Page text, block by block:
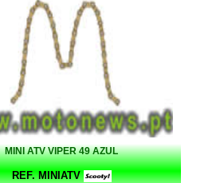
MINI ATV VIPER 49 AZUL
REF. MINIATV